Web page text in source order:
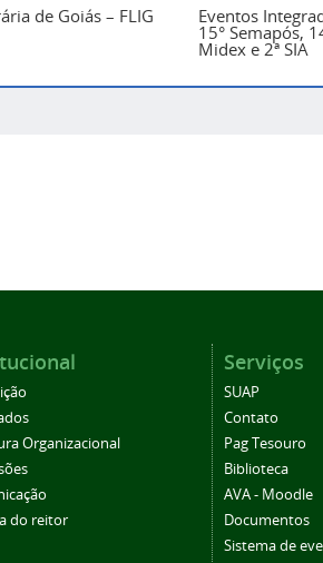
de Goiás – FLIG Eventos
15° Semapós,
Midex e 2ª SIA
Organizacional
do reitor
Serviços
SUAP
Contato
Pag Tesouro
Biblioteca
AVA - Moodle
Documentos
Sistema de